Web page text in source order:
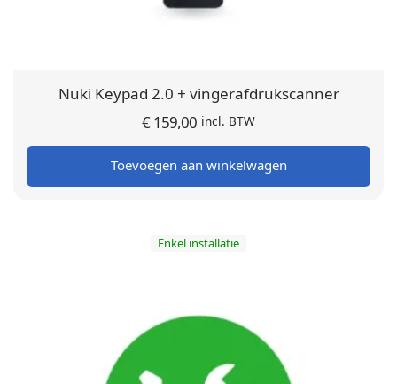
Nuki Keypad 2.0 + vingerafdrukscanner
€159,00 incl. BTW
Toevoegen aan winkelwagen
Enkel installatie